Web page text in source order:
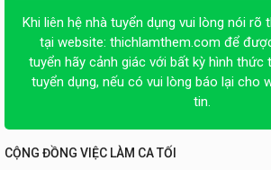
Khi liên hệ nhà tuyển dụng vui lòng nói rõ
tại website: thichlamthem.com để
tuyển hãy cảnh giác với bất kỳ hình thức
tuyển dụng, nếu có vui lòng báo lại cho
tin.
CỘNG ĐỒNG VIỆC LÀM CA TỐI